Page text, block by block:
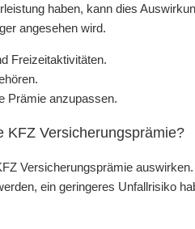
haben, kann dies
angesehen wird.
Freizeitaktivitäten.
Prämie anzupassen.
KFZ Versicherungsprämie?
Versicherungsprämie
ein geringeres Unfallrisiko